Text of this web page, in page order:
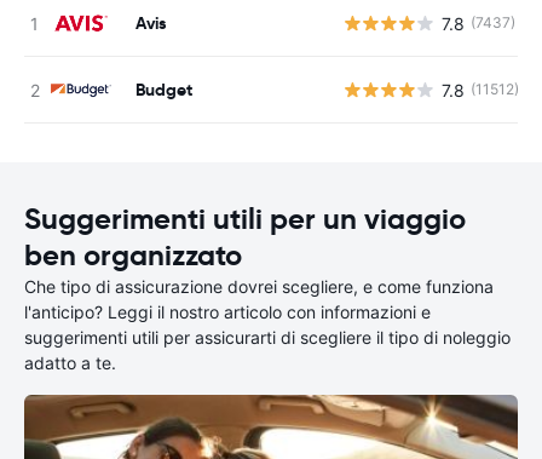
Avis 7.8 (7437)
Budget 7.8 (11512)
Suggerimenti utili per un viaggio
ben organizzato
Che tipo di assicurazione dovrei scegliere, e come funziona
l'anticipo? Leggi il nostro articolo con informazioni e
suggerimenti utili per assicurarti di scegliere il tipo di noleggio
adatto a te.